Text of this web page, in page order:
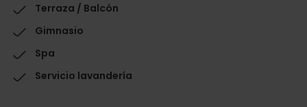
Terraza / Balcón
Gimnasio
Spa
Servicio lavandería